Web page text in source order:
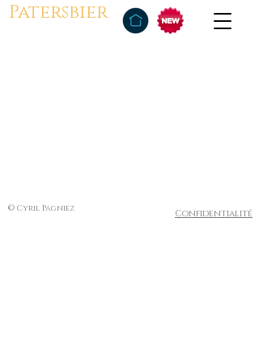
Patersbier
© Cyril Pagniez Confidentialité